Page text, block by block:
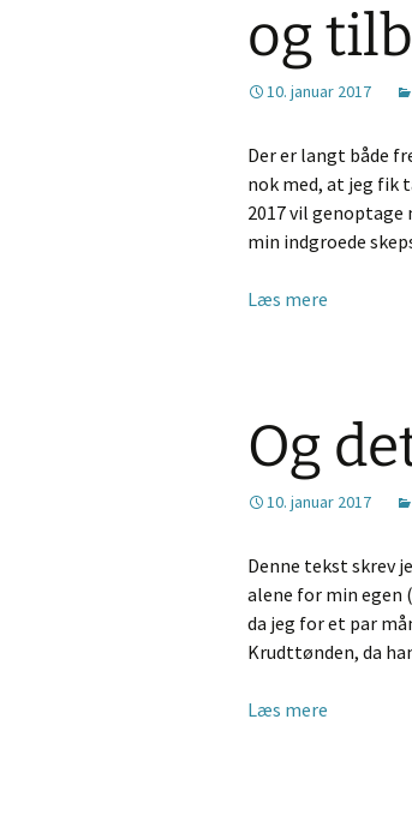
og
10. januar 2017
Der er langt både
nok med, at jeg fik
2017 vil genoptage
min indgroede
Læs mere
Og
10. januar 2017
Denne tekst skrev
alene for min egen
da jeg for et par
Krudttønden, da
Læs mere